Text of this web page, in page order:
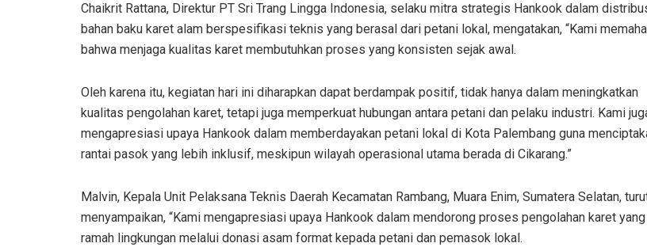
Chaikrit Rattana, Direktur PT Sri Trang Lingga Indonesia, selaku mitra strategis Hankook dalam
bahan baku karet alam berspesifikasi teknis yang berasal dari petani lokal, mengatakan, “Kami
bahwa menjaga kualitas karet membutuhkan proses yang konsisten sejak awal.
Oleh karena itu, kegiatan hari ini diharapkan dapat berdampak positif, tidak hanya dalam meningkatkan
kualitas pengolahan karet, tetapi juga memperkuat hubungan antara petani dan pelaku industri. Kami
mengapresiasi upaya Hankook dalam memberdayakan petani lokal di Kota Palembang guna
rantai pasok yang lebih inklusif, meskipun wilayah operasional utama berada di Cikarang.”
Malvin, Kepala Unit Pelaksana Teknis Daerah Kecamatan Rambang, Muara Enim, Sumatera Selatan,
menyampaikan, “Kami mengapresiasi upaya Hankook dalam mendorong proses pengolahan karet
ramah lingkungan melalui donasi asam format kepada petani dan pemasok lokal.